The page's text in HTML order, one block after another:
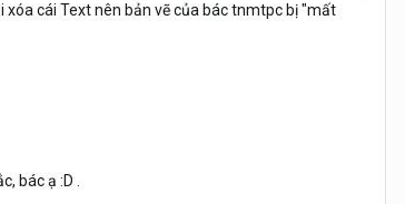
xóa cái Text nên bản vẽ của bác tnmtpc bị "mất
bác ạ :D .